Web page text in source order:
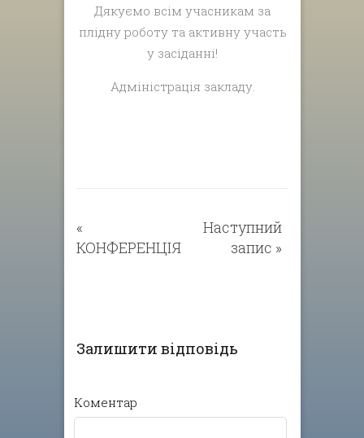
Дякуємо всім учасникам за
плідну роботу та активну участь
у засіданні!
Адміністрація закладу.
«
КОНФЕРЕНЦІЯ
Наступний
запис »
Залишити відповідь
Коментар